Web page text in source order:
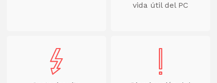
vida útil del PC